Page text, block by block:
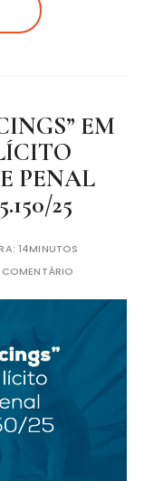
EM
PENAL
25
14MINUTOS
COMENTÁRIO